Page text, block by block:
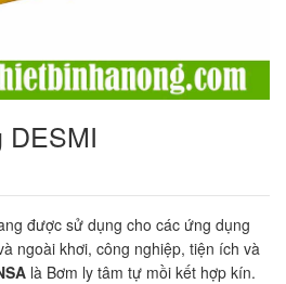
DESMI
được sử dụng cho các ứng dụng
ngoài khơi, công nghiệp, tiện ích và
là Bơm ly tâm tự mồi kết hợp kín.